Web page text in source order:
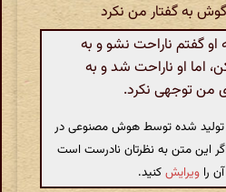
به گفتار من نکرد
گفتم ناراحت نشو و به
اما او ناراحت شد و به
توجهی نکرد.
تولید شده توسط هوش مصنوعی در
اگر این متن به نظرتان نادرست است
را ویرایشکنید.